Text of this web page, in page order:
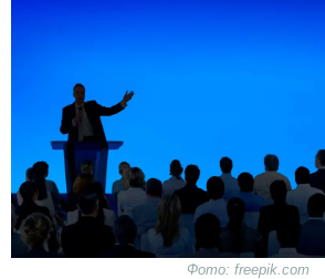
Фото: freepik.com